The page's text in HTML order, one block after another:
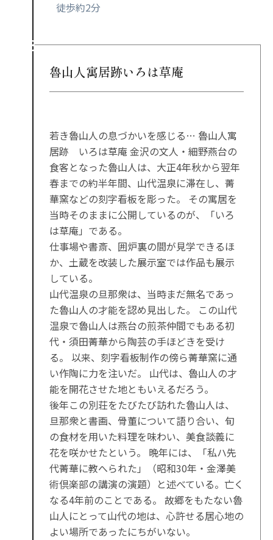
徒歩約2分
魯山人寓居跡いろは草庵
若き魯山人の息づかいを感じる… 魯山人寓
居跡 いろは草庵 金沢の文人・細野燕台の
食客となった魯山人は、大正4年秋から翌年
春までの約半年間、山代温泉に滞在し、菁
華窯などの刻字看板を彫った。 その寓居を
当時そのままに公開しているのが、「いろ
は草庵」である。
仕事場や書斎、囲炉裏の間が見学できるほ
か、土蔵を改装した展示室では作品も展示
している。
山代温泉の旦那衆は、当時まだ無名であっ
た魯山人の才能を認め見出した。 この山代
温泉で魯山人は燕台の煎茶仲間でもある初
代・須田菁華から陶芸の手ほどきを受け
る。 以来、刻字看板制作の傍ら菁華窯に通
い作陶に力を注いだ。 山代は、魯山人の才
能を開花させた地ともいえるだろう。
後年この別荘をたびたび訪れた魯山人は、
旦那衆と書画、骨董について語り合い、旬
の食材を用いた料理を味わい、美食談義に
花を咲かせたという。 晩年には、「私ハ先
代菁華に教へられた」（昭和30年・金澤美
術倶楽部の講演の演題）と述べている。亡く
なる4年前のことである。 故郷をもたない魯
山人にとって山代の地は、心許せる居心地の
よい場所であったにちがいない。